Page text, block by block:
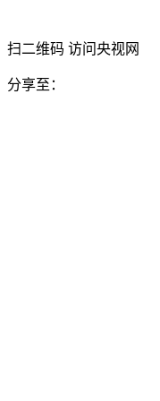
扫二维码 访问央视网
分享至：